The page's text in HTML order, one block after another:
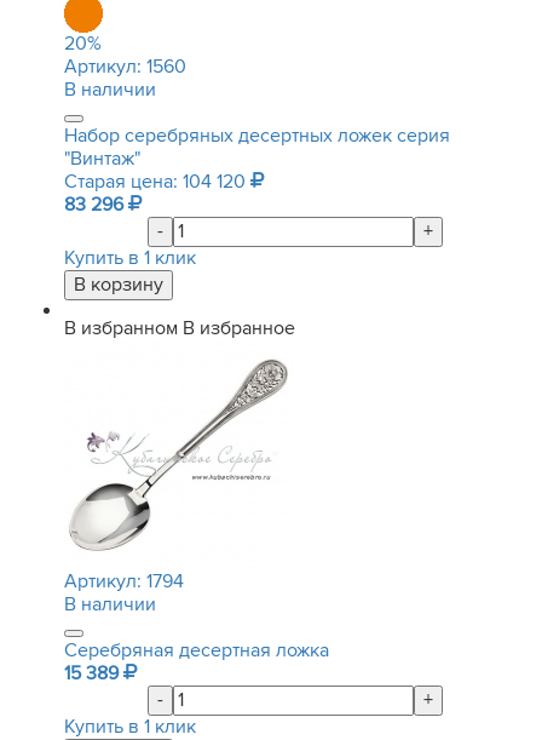
20%
Артикул: 1560
В наличии
Набор серебряных десертных ложек серия
"Винтаж"
Старая цена: 104 120
83 296
-
+
Купить в 1 клик
В избранном В избранное
Артикул: 1794
В наличии
Серебряная десертная ложка
15 389
-
+
Купить в 1 клик